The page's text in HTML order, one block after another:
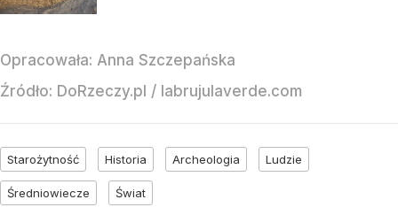
Opracowała: Anna Szczepańska
Źródło: DoRzeczy.pl / labrujulaverde.com
Starożytność Historia Archeologia Ludzie
Średniowiecze Świat